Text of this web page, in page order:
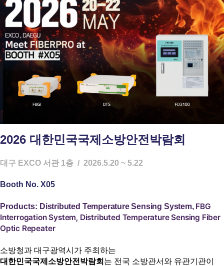
2026 대한민국국제소방안전박람회
대구 EXCO 서관 1층 / 2026.5.20 ~ 5.22
Booth No. X05
Products: Distributed Temperature Sensing System, FBG
Interrogation System, Distributed Temperature Sensing Fiber
Optic Repeater
소방청과 대구광역시가 주최하는
대한민국국제소방안전박람회 는 전국 소방관서와 유관기관이